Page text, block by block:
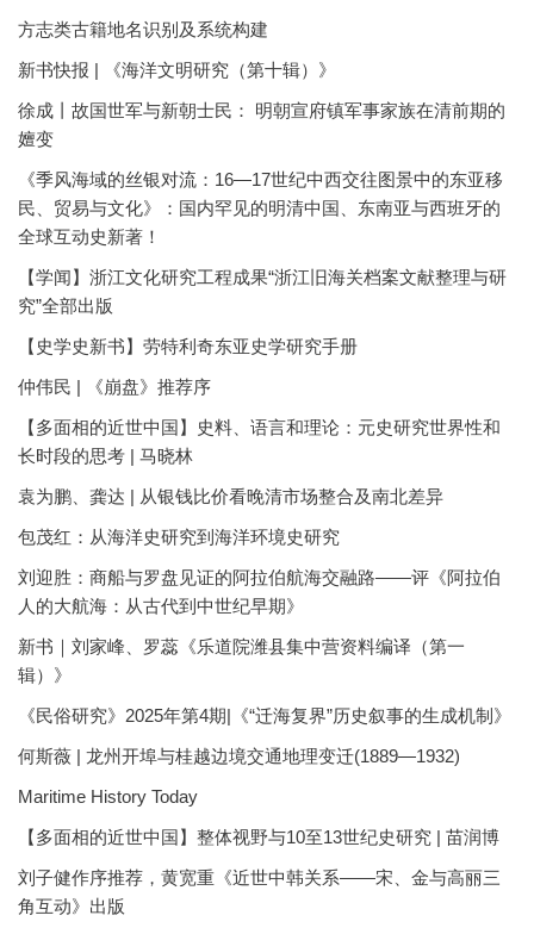
方志类古籍地名识别及系统构建
新书快报 | 《海洋文明研究（第十辑）》
徐成丨故国世军与新朝士民： 明朝宣府镇军事家族在清前期的
嬗变
《季风海域的丝银对流：16—17世纪中西交往图景中的东亚移
民、贸易与文化》：国内罕见的明清中国、东南亚与西班牙的
全球互动史新著！
【学闻】浙江文化研究工程成果“浙江旧海关档案文献整理与研
究”全部出版
【史学史新书】劳特利奇东亚史学研究手册
仲伟民 | 《崩盘》推荐序
【多面相的近世中国】史料、语言和理论：元史研究世界性和
长时段的思考 | 马晓林
袁为鹏、龚达 | 从银钱比价看晚清市场整合及南北差异
包茂红：从海洋史研究到海洋环境史研究
刘迎胜：商船与罗盘见证的阿拉伯航海交融路——评《阿拉伯
人的大航海：从古代到中世纪早期》
新书｜刘家峰、罗蕊《乐道院潍县集中营资料编译（第一
辑）》
《民俗研究》2025年第4期|《“迁海复界”历史叙事的生成机制》
何斯薇 | 龙州开埠与桂越边境交通地理变迁(1889—1932)
Maritime History Today
【多面相的近世中国】整体视野与10至13世纪史研究 | 苗润博
刘子健作序推荐，黄宽重《近世中韩关系——宋、金与高丽三
角互动》出版